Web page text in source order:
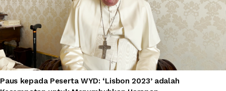
Paus kepada Peserta WYD: ‘Lisbon 2023’ adalah